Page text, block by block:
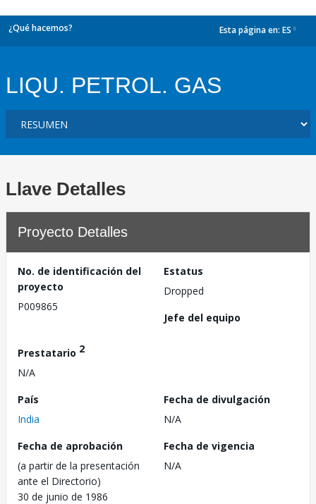
¿Qué hacemos? Esta página en: ES
LIQU. PETROL. GAS
Llave Detalles
Proyecto Detalles
No. de identificación del
proyecto
P009865
Estatus
Dropped
Jefe del equipo
Prestatario 2
N/A
País
India
Fecha de divulgación
N/A
Fecha de aprobación
(a partir de la presentación
ante el Directorio)
30 de junio de 1986
Fecha de vigencia
N/A